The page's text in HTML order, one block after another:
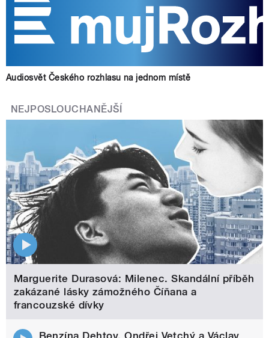
Audiosvět Českého rozhlasu na jednom místě
NEJPOSLOUCHANĚJŠÍ
Marguerite Durasová: Milenec. Skandální příběh
zakázané lásky zámožného Číňana a
francouzské dívky
Benzína Dehtov. Ondřej Vetchý a Václav